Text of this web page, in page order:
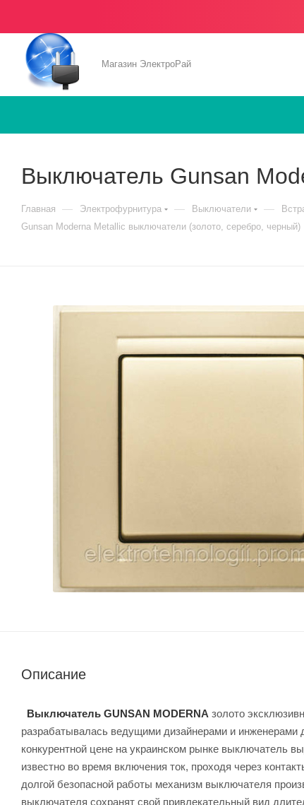
Магазин ЭлектроРай
Выключатель Gunsan
Главная — Электрофурнитура — Выключатели —
Gunsan Moderna Metallic выключатели (золото, серебро, черный)
Описание
Выключатель GUNSAN MODERNA золото
разрабатывалась ведущими дизайнерами и инженерами
конкурентной цене на украинском рынке выключатель
известно во время включения ток, проходя через
долгой безопасной работы механизм выключателя
выключателя сохранят свой привлекательный вид